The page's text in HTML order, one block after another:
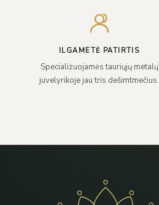
ILGAMETĖ PATIRTIS
Specializuojamės tauriųjų metalų
juvelyrikoje jau tris dešimtmečius.